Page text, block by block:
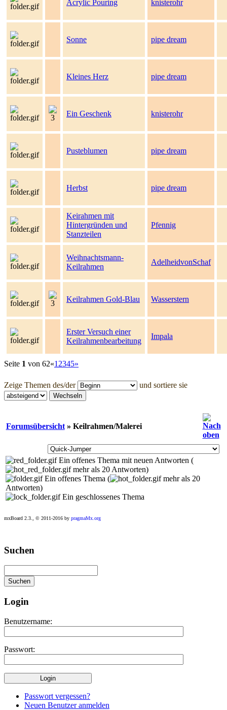
Acrylic Pouring knisterohr
Sonne pipe dream
Kleines Herz pipe dream
Ein Geschenk knisterohr
Pusteblumen pipe dream
Herbst pipe dream
Keirahmen mit
Hintergründen und
Stanzteilen
Pfennig
Weihnachtsmann-
Keilrahmen
AdelheidvonSchaf
Keilrahmen Gold-Blau Wasserstern
Erster Versuch einer
Keilrahmenbearbeitung
Impala
Seite 1 von 62«1 2345»
Zeige Themen des/der und sortiere sie
Forumsübersicht» Keilrahmen/Malerei
Ein offenes Thema mit neuen Antworten (
mehr als 20 Antworten)
Ein offenes Thema (
mehr als 20
Antworten)
Ein geschlossenes Thema
mxBoard 2.3., © 2011-2016 by pragmaMx.org
Play
best
casino
at
site
https://onlineslots.money/
Suchen
Login
Benutzername:
Passwort:
Passwort vergessen?
Neuen Benutzer anmelden